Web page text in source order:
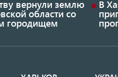
вернули землю
области со
городищем
В